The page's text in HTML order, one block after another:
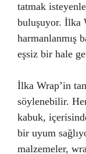
tatmak
buluşuyor. İlka
harmanlanmış
eşsiz bir hale
İlka Wrap’in
söylenebilir. Her
kabuk,
bir uyum
malzemeler,